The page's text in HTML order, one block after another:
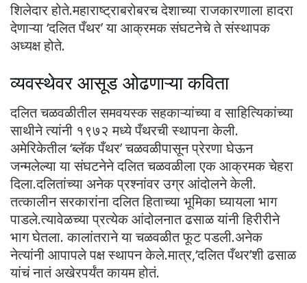
शिलेदार होते.महाराष्ट्राबरोबरच देशाच्या राजकारणाला हादरा
देणाऱ्या ‘दलित पँथर’ या आक्रमक संघटनेचे ते संस्थापक
अध्यक्ष होते.
व्यवस्थेवर आसूड ओढणाऱ्या कविता
दलित चळवळीतील समवयस्क सहकाऱ्यांच्या व साहित्यिकांच्या
साथीने त्यांनी १९७२ मध्ये पँथरची स्थापना केली.
अमेरिकेतील ‘ब्लॅक पँथर’ चळवळीपासून प्रेरणा घेऊन
जन्मलेल्या या संघटनेने दलित चळवळीला एक आक्रमक चेहरा
दिला.दलितांच्या अनेक प्रश्नांवर उग्र आंदोलने केली.
तत्कालीन सरकारांना दलित हिताच्या भूमिका घ्यायला भाग
पाडले.त्यावेळच्या प्रत्येक आंदोलनात ढसाळ यांनी हिरीरीने
भाग घेतला. कालांतराने या चळवळीत फूट पडली.अनेक
नेत्यांनी आपापले पक्ष स्थापन केले.मात्र,‘दलित पँथर’शी ढसाळ
यांचं नातं अखेरपर्यंत कायम होतं.